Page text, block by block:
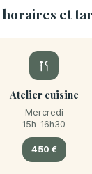
horaires et
Atelier cuisine
Mercredi
15h–16h30
450 €